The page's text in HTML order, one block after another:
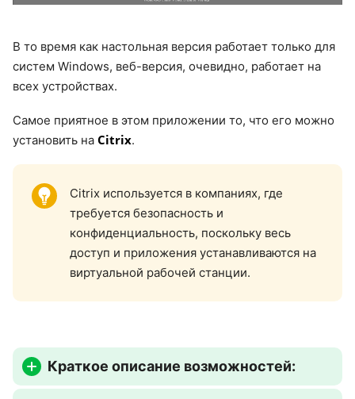
В то время как настольная версия работает только для
систем Windows, веб-версия, очевидно, работает на
всех устройствах.
Самое приятное в этом приложении то, что его можно
установить на Citrix.
Citrix используется в компаниях, где
требуется безопасность и
конфиденциальность, поскольку весь
доступ и приложения устанавливаются на
виртуальной рабочей станции.
Краткое описание возможностей: